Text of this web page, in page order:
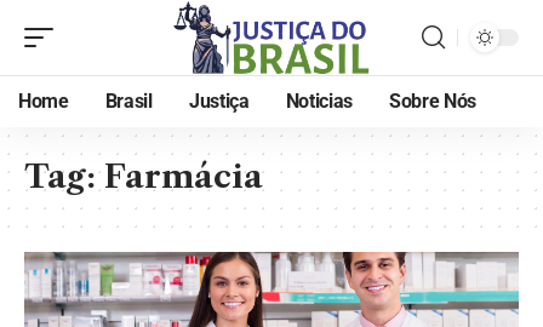
Home Brasil Justiça Noticias Sobre Nós
Tag:Farmácia